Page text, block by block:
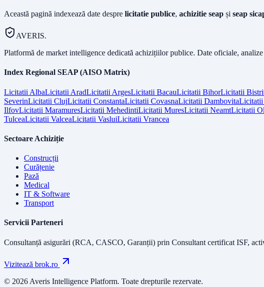
Această pagină indexează date despre licitatie publice, achizitie seap și seap
AVERIS.
Platformă de market intelligence dedicată achizițiilor publice. Date oficiale,
Index Regional SEAP (AISO Matrix)
Licitatii AlbaLicitatii AradLicitatii ArgesLicitatii BacauLicitatii BihorLicitatii
SeverinLicitatii ClujLicitatii ConstantaLicitatii CovasnaLicitatii DambovitaLicitatii
IlfovLicitatii MaramuresLicitatii MehedintiLicitatii MuresLicitatii NeamtLicitatii
TulceaLicitatii ValceaLicitatii VasluiLicitatii Vrancea
Sectoare Achiziție
Construcții
Curățenie
Pază
Medical
IT & Software
Transport
Servicii Parteneri
Consultanță asigurări (RCA, CASCO, Garanții) prin Consultant certificat ISF,
Vizitează brok.ro
© 2026 Averis Intelligence Platform. Toate drepturile rezervate.